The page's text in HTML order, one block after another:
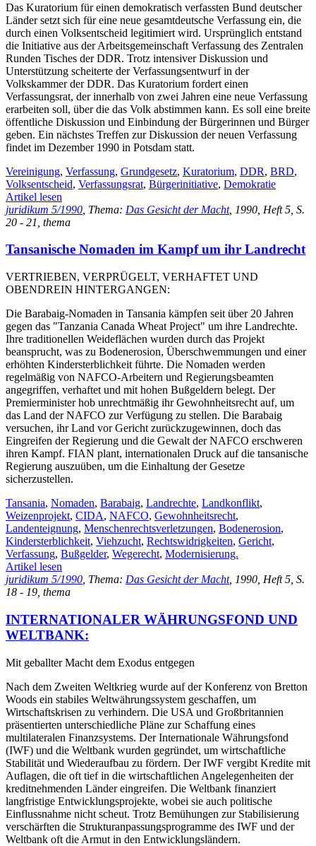
Das Kuratorium für einen demokratisch verfassten Bund deutscher
Länder setzt sich für eine neue gesamtdeutsche Verfassung ein, die
durch einen Volksentscheid legitimiert wird. Ursprünglich entstand
die Initiative aus der Arbeitsgemeinschaft Verfassung des Zentralen
Runden Tisches der DDR. Trotz intensiver Diskussion und
Unterstützung scheiterte der Verfassungsentwurf in der
Volkskammer der DDR. Das Kuratorium fordert einen
Verfassungsrat, der innerhalb von zwei Jahren eine neue Verfassung
erarbeiten soll, über die das Volk abstimmen kann. Es soll eine breite
öffentliche Diskussion und Einbindung der Bürgerinnen und Bürger
geben. Ein nächstes Treffen zur Diskussion der neuen Verfassung
findet im Dezember 1990 in Potsdam statt.
Vereinigung, Verfassung, Grundgesetz, Kuratorium, DDR, BRD,
Volksentscheid, Verfassungsrat, Bürgerinitiative, Demokratie
Artikel lesen
juridikum 5/1990 , Thema: Das Gesicht der Macht, 1990, Heft 5, S.
20 - 21, thema
Tansanische Nomaden im Kampf um ihr Landrecht
VERTRIEBEN, VERPRÜGELT, VERHAFTET UND
OBENDREIN HINTERGANGEN:
Die Barabaig-Nomaden in Tansania kämpfen seit über 20 Jahren
gegen das "Tanzania Canada Wheat Project" um ihre Landrechte.
Ihre traditionellen Weideflächen wurden durch das Projekt
beansprucht, was zu Bodenerosion, Überschwemmungen und einer
erhöhten Kindersterblichkeit führte. Die Nomaden werden
regelmäßig von NAFCO-Arbeitern und Regierungsbeamten
angegriffen, verhaftet und mit hohen Bußgeldern belegt. Der
Premierminister hob unrechtmäßig ihr Gewohnheitsrecht auf, um
das Land der NAFCO zur Verfügung zu stellen. Die Barabaig
versuchen, ihr Land vor Gericht zurückzugewinnen, doch das
Eingreifen der Regierung und die Gewalt der NAFCO erschweren
ihren Kampf. FIAN plant, internationalen Druck auf die tansanische
Regierung auszuüben, um die Einhaltung der Gesetze
sicherzustellen.
Tansania, Nomaden, Barabaig, Landrechte, Landkonflikt,
Weizenprojekt, CIDA, NAFCO, Gewohnheitsrecht,
Landenteignung, Menschenrechtsverletzungen, Bodenerosion,
Kindersterblichkeit, Viehzucht, Rechtswidrigkeiten, Gericht,
Verfassung, Bußgelder, Wegerecht, Modernisierung.
Artikel lesen
juridikum 5/1990 , Thema: Das Gesicht der Macht, 1990, Heft 5, S.
18 - 19, thema
INTERNATIONALER WÄHRUNGSFOND UND
WELTBANK:
Mit geballter Macht dem Exodus entgegen
Nach dem Zweiten Weltkrieg wurde auf der Konferenz von Bretton
Woods ein stabiles Weltwährungssystem geschaffen, um
Wirtschaftskrisen zu verhindern. Die USA und Großbritannien
präsentierten unterschiedliche Pläne zur Schaffung eines
multilateralen Finanzsystems. Der Internationale Währungsfond
(IWF) und die Weltbank wurden gegründet, um wirtschaftliche
Stabilität und Wiederaufbau zu fördern. Der IWF vergibt Kredite mit
Auflagen, die oft tief in die wirtschaftlichen Angelegenheiten der
kreditnehmenden Länder eingreifen. Die Weltbank finanziert
langfristige Entwicklungsprojekte, wobei sie auch politische
Einflussnahme nicht scheut. Trotz Bemühungen zur Stabilisierung
verschärften die Strukturanpassungsprogramme des IWF und der
Weltbank oft die Armut in den Entwicklungsländern.